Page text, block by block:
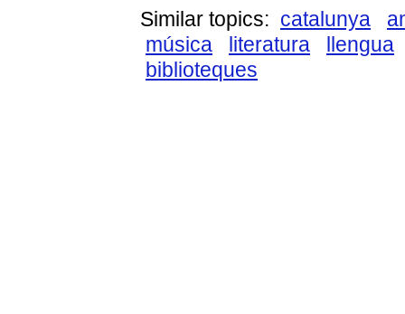
Similar topics: catalunya
música
literatura
llengua
biblioteques